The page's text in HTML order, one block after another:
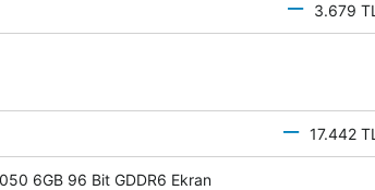
3.679 TL
17.442 TL
6GB 96 Bit GDDR6 Ekran